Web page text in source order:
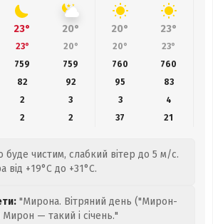
23° 20° 20° 23°
23° 20° 20° 23°
759
759 760 760
82
92 95 83
2
3 3
4
2
2 37 21
буде чистим, слабкий вітер до 5 м/с.
від +19°C до +31°C.
"Мирона. Вітряний день ("Мирон-
Мирон — такий і січень."